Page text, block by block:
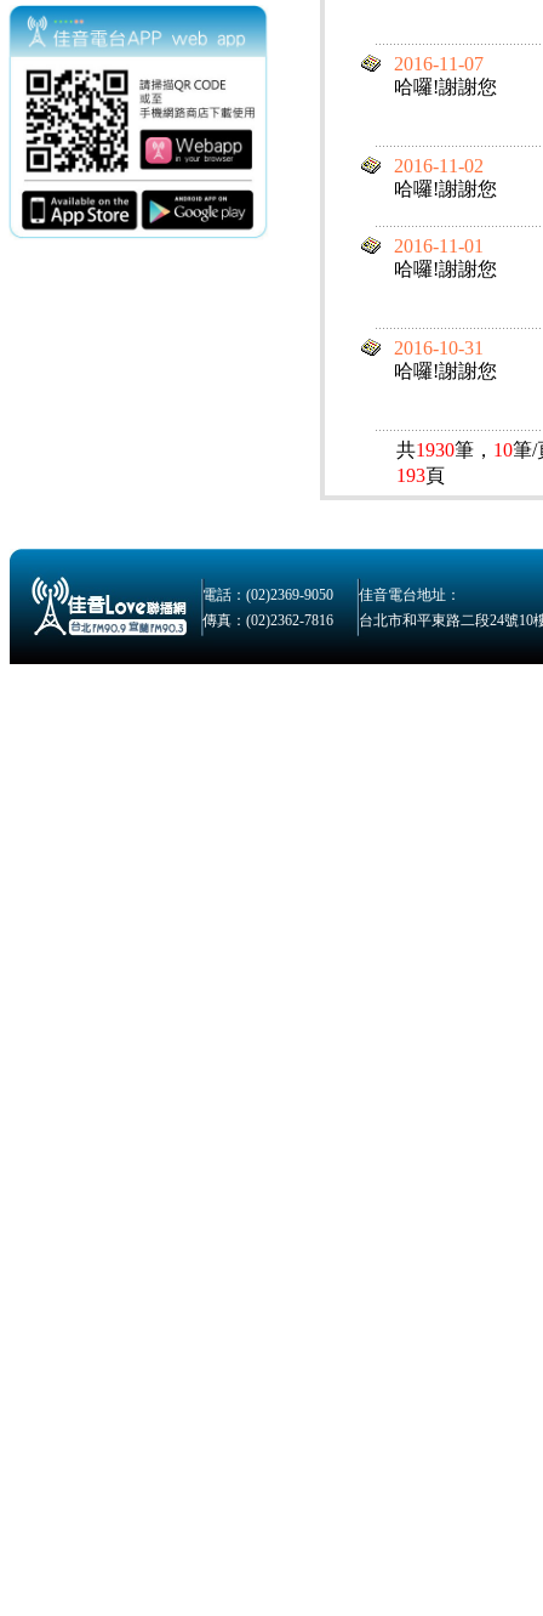
2016-11-07
哈囉!謝謝您
2016-11-02
哈囉!謝謝您
2016-11-01
哈囉!謝謝您
2016-10-31
哈囉!謝謝您
共1930筆， 10筆/
193頁
電話：(02)2369-9050
佳音電台地址：
傳真：(02)2362-7816
台北市和平東路二段24號10